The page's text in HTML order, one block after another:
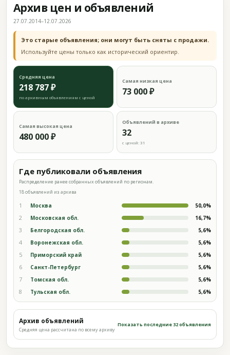
Архив цен и объявлений
27.07.2014–12.07.2026
Это старые объявления; они могут быть сняты с продажи.
Используйте цены только как исторический ориентир.
Средняя цена
218 787 ₽
по архивным объявлениям с ценой
Самая низкая цена
73 000 ₽
Самая высокая цена
480 000 ₽
Объявлений в архиве
32
с ценой: 31
Где публиковали объявления
Распределение ранее собранных объявлений по регионам.
18 объявлений из архива
1 Москва 50,0%
2 Московская обл. 16,7%
3 Белгородская обл. 5,6%
4 Воронежская обл. 5,6%
5 Приморский край 5,6%
6 Санкт-Петербург 5,6%
7 Томская обл. 5,6%
8 Тульская обл. 5,6%
Архив объявлений
Средняя цена рассчитана по всему архиву
Показать последние 32 объявления